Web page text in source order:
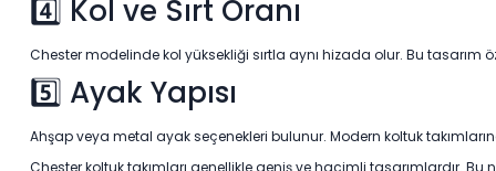
4️⃣ Kol ve Sırt Oranı
Chester modelinde kol yüksekliği sırtla aynı hizada olur. Bu tasarım
5️⃣ Ayak Yapısı
Ahşap veya metal ayak seçenekleri bulunur. Modern koltuk
Chester koltuk takımları genellikle geniş ve hacimli tasarımlardır.